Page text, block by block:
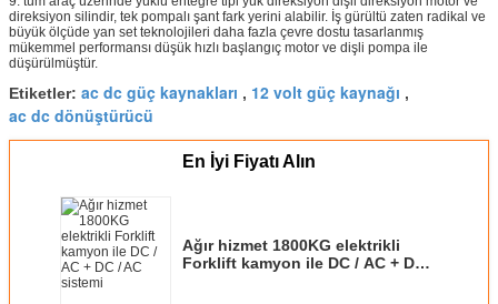
direksiyon silindir, tek pompalı şant fark yerini alabilir. İş gürültü zaten radikal ve
büyük ölçüde yan set teknolojileri daha fazla çevre dostu tasarlanmış
mükemmel performansı düşük hızlı başlangıç motor ve dişli pompa ile
düşürülmüştür.
Etiketler: ac dc güç kaynakları , 12 volt güç kaynağı ,
ac dc dönüştürücü
En İyi Fiyatı Alın
Ağır hizmet 1800KG elektrikli
Forklift kamyon ile DC / AC + DC /